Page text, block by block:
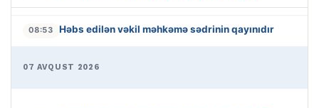
08:53 Həbs edilən vəkil məhkəmə sədrinin qayınıdır
07 AVQUST 2026